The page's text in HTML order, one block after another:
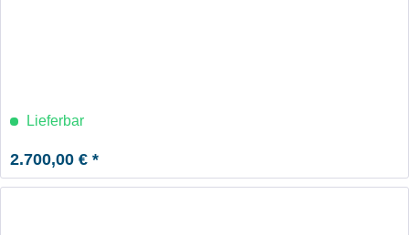
Lieferbar
2.700,00 € *